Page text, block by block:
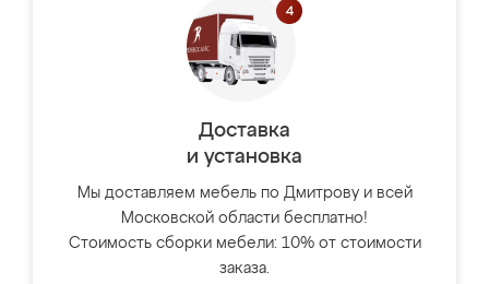
Доставка
и установка
Мы доставляем мебель по Дмитрову и всей
Московской области бесплатно!
Стоимость сборки мебели: 10% от стоимости
заказа.